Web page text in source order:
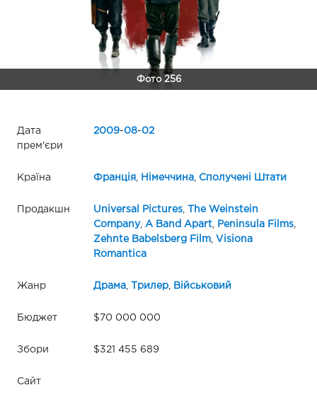
Фото 256
Дата
прем'єри
2009-08-02
Країна Франція, Німеччина, Сполучені Штати
Продакшн Universal Pictures,
The Weinstein
Company, A Band Apart, Peninsula Films,
Zehnte Babelsberg Film,
Visiona
Romantica
Жанр Драма, Трилер, Військовий
Бюджет $70 000 000
Збори $321 455 689
Сайт